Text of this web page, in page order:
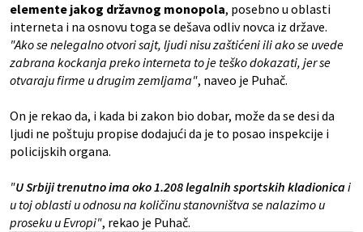
elemente jakog državnog monopola, posebno u oblasti
interneta i na osnovu toga se dešava odliv novca iz države.
"Ako se nelegalno otvori sajt, ljudi nisu zaštićeni ili ako se uvede
zabrana kockanja preko interneta to je teško dokazati, jer se
otvaraju firme u drugim zemljama", naveo je Puhač.
On je rekao da, i kada bi zakon bio dobar, može da se desi da
ljudi ne poštuju propise dodajući da je to posao inspekcije i
policijskih organa.
"U Srbiji trenutno ima oko 1.208 legalnih sportskih kladionicai
u toj oblasti u odnosu na količinu stanovništva se nalazimo u
proseku u Evropi", rekao je Puhač.